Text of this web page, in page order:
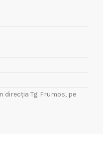
direcția Tg. Frumos, pe